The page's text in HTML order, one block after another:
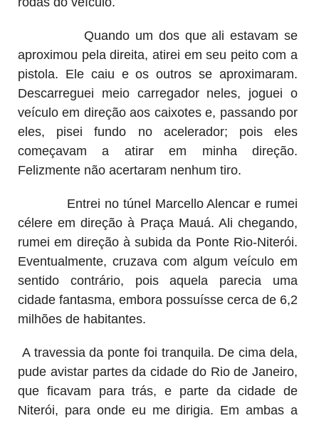
Quando um dos que ali estavam se
aproximou pela direita, atirei em seu peito com a
pistola. Ele caiu e os outros se aproximaram.
Descarreguei meio carregador neles, joguei o
veículo em direção aos caixotes e, passando por
eles, pisei fundo no acelerador; pois eles
começavam a atirar em minha direção.
Felizmente não acertaram nenhum tiro.
Entrei no túnel Marcello Alencar e rumei
célere em direção à Praça Mauá. Ali chegando,
rumei em direção à subida da Ponte Rio-Niterói.
Eventualmente, cruzava com algum veículo em
sentido contrário, pois aquela parecia uma
cidade fantasma, embora possuísse cerca de 6,2
milhões de habitantes.
A travessia da ponte foi tranquila. De cima dela,
pude avistar partes da cidade do Rio de Janeiro,
que ficavam para trás, e parte da cidade de
Niterói, para onde eu me dirigia. Em ambas a